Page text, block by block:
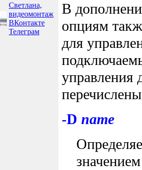
Светлана,
видеомонтаж
ВКонтакте
Телеграм
В
опциям
для
управления
-D name